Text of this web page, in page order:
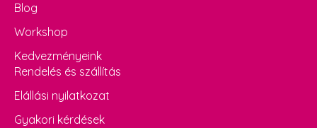
Blog
Workshop
Kedvezményeink
Rendelés és szállítás
Elállási nyilatkozat
Gyakori kérdések